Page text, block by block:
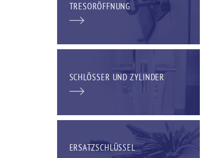
TRESORÖFFNUNG
SCHLÖSSER UND ZYLINDER
ERSATZSCHLÜSSEL